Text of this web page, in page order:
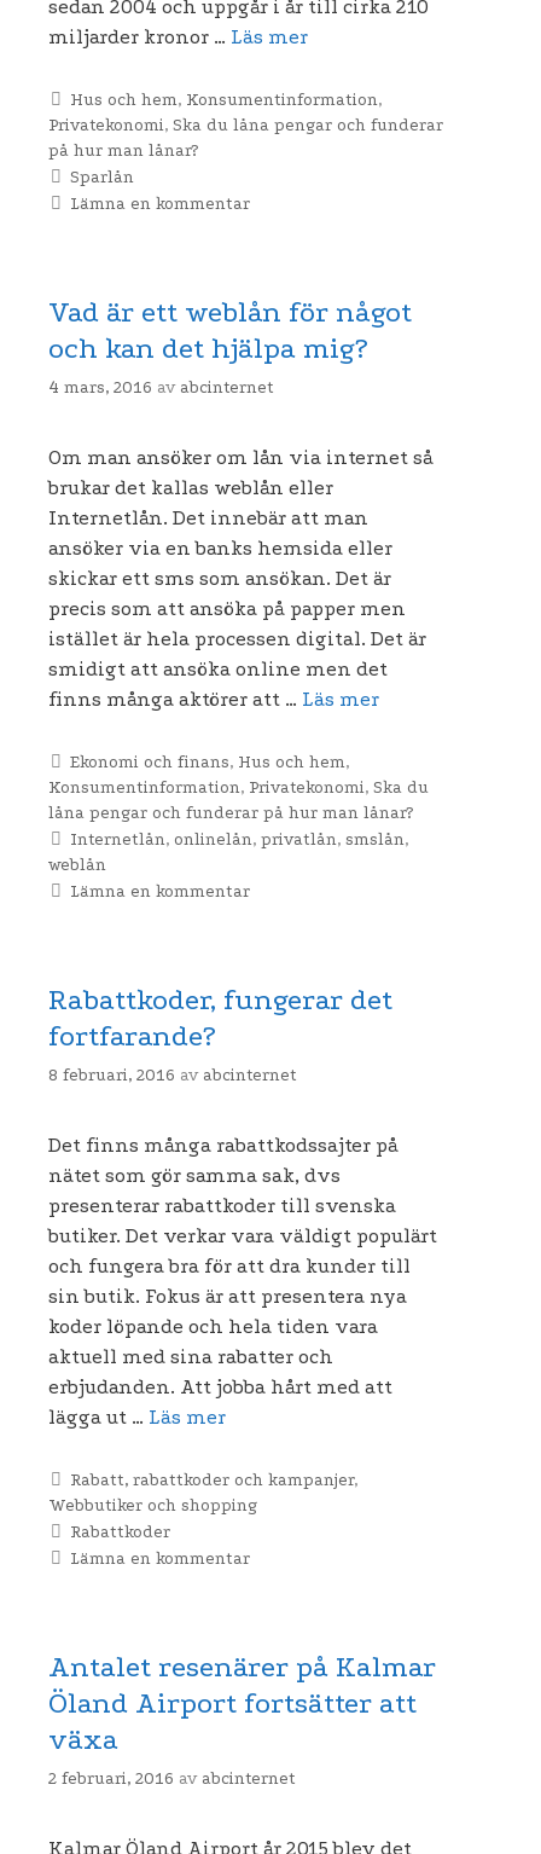
sedan 2004 och uppgår i år till cirka 210
miljarder kronor … Läs mer
Kategorier
Hus och hem, Konsumentinformation,
Privatekonomi, Ska du låna pengar och funderar
på hur man lånar?
Etiketter
Sparlån
Lämna en kommentar
Vad är ett weblån för något
och kan det hjälpa mig?
4 mars, 2016 av abcinternet
Om man ansöker om lån via internet så
brukar det kallas weblån eller
Internetlån. Det innebär att man
ansöker via en banks hemsida eller
skickar ett sms som ansökan. Det är
precis som att ansöka på papper men
istället är hela processen digital. Det är
smidigt att ansöka online men det
finns många aktörer att … Läs mer
Kategorier
Ekonomi och finans, Hus och hem,
Konsumentinformation, Privatekonomi, Ska du
låna pengar och funderar på hur man lånar?
Etiketter
Internetlån, onlinelån, privatlån, smslån,
weblån
Lämna en kommentar
Rabattkoder, fungerar det
fortfarande?
8 februari, 2016 av abcinternet
Det finns många rabattkodssajter på
nätet som gör samma sak, dvs
presenterar rabattkoder till svenska
butiker. Det verkar vara väldigt populärt
och fungera bra för att dra kunder till
sin butik. Fokus är att presentera nya
koder löpande och hela tiden vara
aktuell med sina rabatter och
erbjudanden. Att jobba hårt med att
lägga ut … Läs mer
Kategorier
Rabatt, rabattkoder och kampanjer,
Webbutiker och shopping
Etiketter
Rabattkoder
Lämna en kommentar
Antalet resenärer på Kalmar
Öland Airport fortsätter att
växa
2 februari, 2016 av abcinternet
Kalmar Öland Airport år 2015 blev det